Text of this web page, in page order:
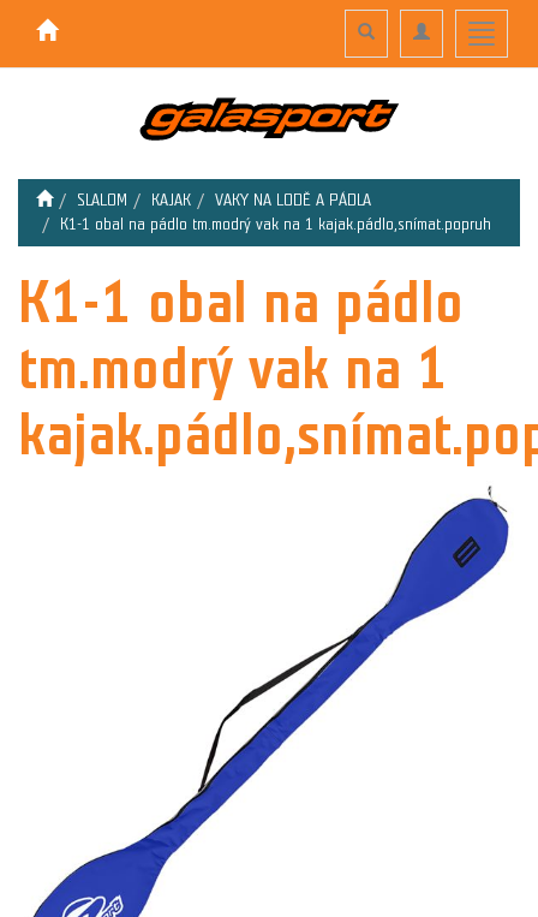
Toggle
Toggle
navigation
Toggle
search
SLALOM KAJAK
VAKY NA LODĚ A PÁDLA
K1-1 obal na pádlo tm.modrý vak na 1 kajak.pádlo,snímat.popruh
K1-1 obal na pádlo
tm.modrý vak na 1